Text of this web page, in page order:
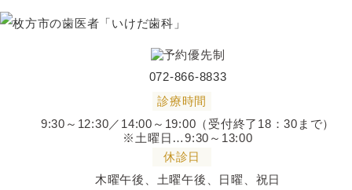
072-866-8833
診療時間
9:30～12:30／14:00～19:00（受付終了18：30まで）
※土曜日…9:30～13:00
休診日
木曜午後、土曜午後、日曜、祝日